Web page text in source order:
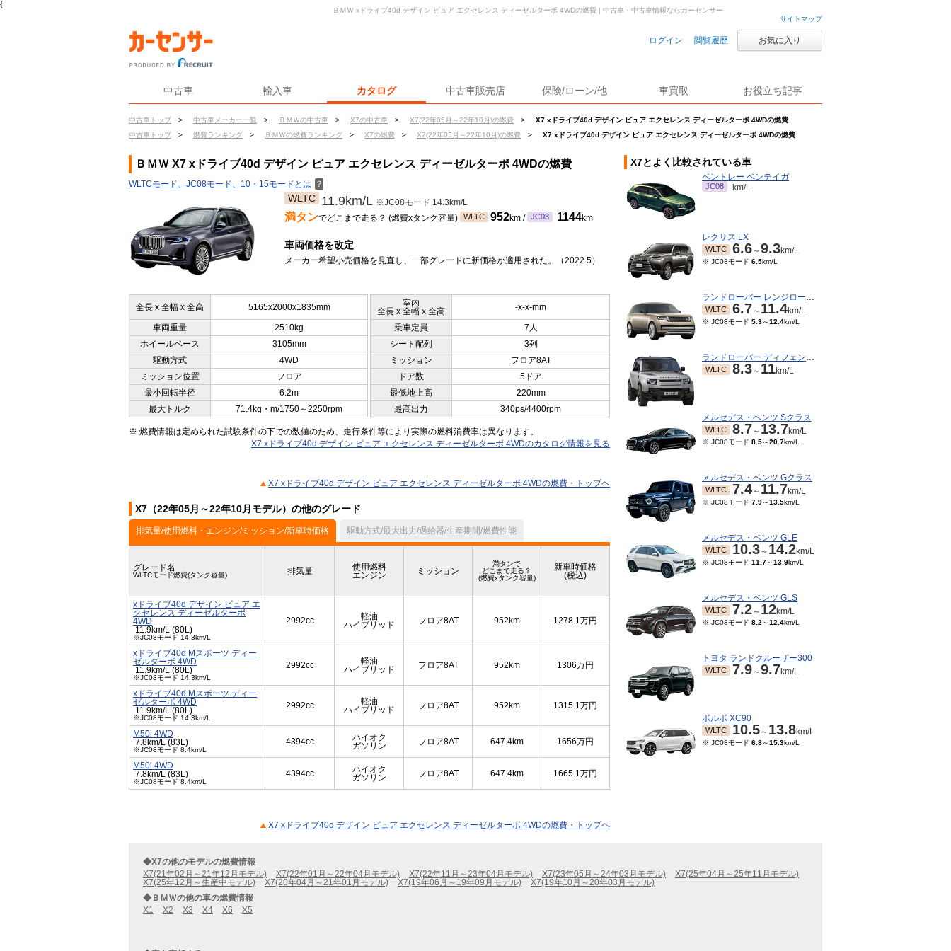
{
サイトマップ
ログイン 閲覧履歴 お気に入り
中古車 輸入車 カタログ 中古車販売店 保険/ローン/他 車買取 お役立ち記事
中古車トップ > 中古車メーカー一覧 > ＢＭＷの中古車 > X7の中古車 > X7(22年05月～22年10月)の燃費 >
X7 xドライブ40d デザイン ピュア エクセレンス ディーゼルターボ 4WDの燃費
中古車トップ
> 燃費ランキング > ＢＭＷの燃費ランキング > X7の燃費 > X7(22年05月～22年10月)の燃費 > X7 xドライブ40d デザイン ピュア エクセレンス ディーゼルターボ 4WDの燃費
ＢＭＷ xドライブ40d デザイン ピュア エクセレンス ディーゼルターボ 4WDの燃費 | 中古車・中古車情報ならカーセンサー
ＢＭＷ X7 xドライブ40d デザイン ピュア エクセレンス ディーゼルターボ 4WDの燃費
WLTCモード、JC08モード、10・15モードとは ？
WLTC 11.9km/L ※JC08モード 14.3km/L
満タンでどこまで走る？ (燃費xタンク容量) WLTC 952km / JC08 1144km
車両価格を改定
メーカー希望小売価格を見直し、一部グレードに新価格が適用された。（2022.5）
全長 x 全幅 x 全高 5165x2000x1835mm
室内
全長 x 全幅 x 全高
-x-x-mm
車両重量 2510kg 乗車定員
7人
ホイールベース
3105mm シート配列
3列
駆動方式
4WD ミッション
フロア8AT
ミッション位置
フロア ドア数
5ドア
最小回転半径
6.2m 最低地上高
220mm
最大トルク
71.4kg・m/1750～2250rpm 最高出力 340ps/4400rpm
※ 燃費情報は定められた試験条件の下での数値のため、走行条件等により実際の燃料消費率は異なります。
X7 xドライブ40d デザイン ピュア エクセレンス ディーゼルターボ 4WDのカタログ情報を見る
X7 xドライブ40d デザイン ピュア エクセレンス ディーゼルターボ 4WDの燃費・トップヘ
X7（22年05月～22年10月モデル）の他のグレード
排気量/使用燃料・エンジン/ミッション/新車時価格 駆動方式/最大出力/過給器/生産期間/燃費性能
グレード名
WLTCモード燃費(タンク容量) 排気量
使用燃料
エンジン
ミッション
満タンで
どこまで走る？
(燃費xタンク容量)
新車時価格
(税込)
xドライブ40d デザイン ピュア エ
クセレンス ディーゼルターボ
4WD
11.9km/L (80L)
※JC08モード 14.3km/L
2992cc
軽油
ハイブリッド
フロア8AT 952km 1278.1万円
xドライブ40d Mスポーツ ディー
ゼルターボ 4WD
11.9km/L (80L)
※JC08モード 14.3km/L
2992cc
軽油
ハイブリッド
フロア8AT 952km 1306万円
xドライブ40d Mスポーツ ディー
ゼルターボ 4WD
11.9km/L (80L)
※JC08モード 14.3km/L
2992cc
軽油
ハイブリッド
フロア8AT 952km 1315.1万円
M50i 4WD
7.8km/L (83L)
※JC08モード 8.4km/L
4394cc
ハイオク
ガソリン
フロア8AT 647.4km 1656万円
M50i 4WD
7.8km/L (83L)
※JC08モード 8.4km/L
4394cc
ハイオク
ガソリン
フロア8AT 647.4km 1665.1万円
X7 xドライブ40d デザイン ピュア エクセレンス ディーゼルターボ 4WDの燃費・トップヘ
X7とよく比較されている車
ベントレー ベンテイガ
JC08 -km/L
レクサス LX
WLTC 6.6～9.3km/L
※ JC08モード 6.5km/L
ランドローバー レンジローバー
WLTC 6.7～ 11.4km/L
※ JC08モード 5.3～12.4km/L
ランドローバー ディフェンダー
WLTC 8.3～ 11km/L
メルセデス・ベンツ Sクラス
WLTC 8.7～ 13.7km/L
※ JC08モード 8.5～20.7km/L
メルセデス・ベンツ Gクラス
WLTC 7.4～ 11.7km/L
※ JC08モード 7.9～13.5km/L
メルセデス・ベンツ GLE
WLTC 10.3～ 14.2km/L
※ JC08モード 11.7～13.9km/L
メルセデス・ベンツ GLS
WLTC 7.2～ 12km/L
※ JC08モード 8.2 ～12.4km/L
トヨタ ランドクルーザー300
WLTC 7.9～9.7km/L
ボルボ XC90
WLTC 10.5～ 13.8km/L
※ JC08モード 6.8～15.3km/L
◆X7の他のモデルの燃費情報
X7(21年02月～21年12月モデル)
X7(22年01月～22年04月モデル) X7(22年11月～23年04月モデル) X7(23年05月～24年03月モデル)
X7(25年04月～25年11月モデル)
X7(25年12月～生産中モデル)
X7(20年04月～21年01月モデル) X7(19年06月～19年09月モデル)
X7(19年10月～20年03月モデル)
◆ＢＭＷの他の車の燃費情報
X1
X2 X3 X4 X6 X5